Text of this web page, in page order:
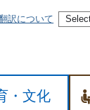
訳について
・文化